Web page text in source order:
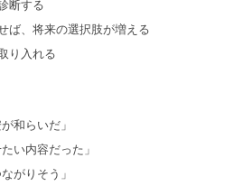
断する
ば、将来の選択肢が増える
り入れる
和らいだ」
い内容だった」
がりそう」